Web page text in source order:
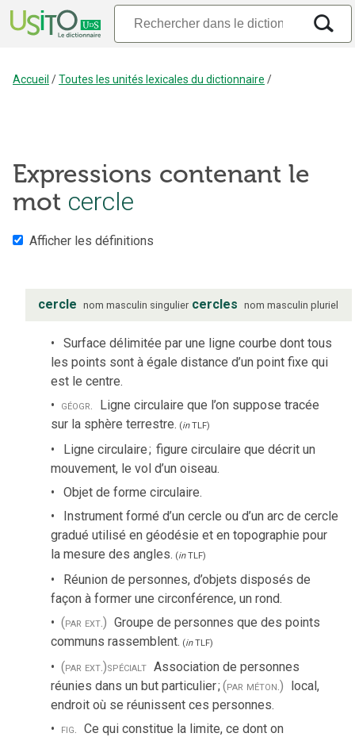
Accueil /Toutes les unités lexicales du dictionnaire /
Expressions contenant le
mot cercle
Afficher les définitions
cercle nom masculin singulier cercles nom masculin pluriel
Surface délimitée par une ligne courbe dont tous
les points sont à égale distance d’un point fixe qui
est le centre.
géogr. Ligne circulaire que l’on suppose tracée
sur la sphère terrestre. (inTLF)
Ligne circulaire; figure circulaire que décrit un
mouvement, le vol d’un oiseau.
Objet de forme circulaire.
Instrument formé d’un cercle ou d’un arc de cercle
gradué utilisé en géodésie et en topographie pour
la mesure des angles. (inTLF)
Réunion de personnes, d’objets disposés de
façon à former une circonférence, un rond.
(par ext.) Groupe de personnes que des points
communs rassemblent. (inTLF)
(par ext.)spécialt Association de personnes
réunies dans un but particulier;(par méton.) local,
endroit où se réunissent ces personnes.
fig. Ce qui constitue la limite, ce dont on